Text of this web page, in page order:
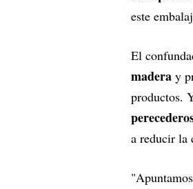
este
El
madera y
productos.
a reducir la